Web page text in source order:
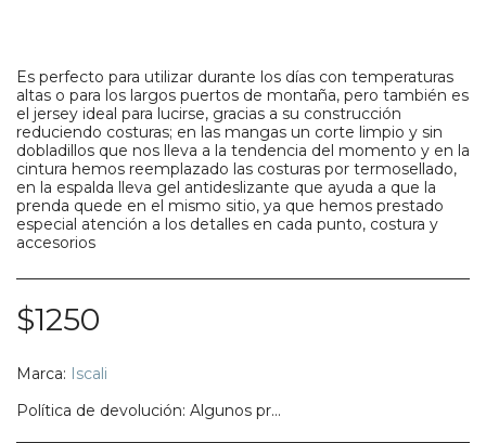
Es perfecto para utilizar durante los días con temperaturas
altas o para los largos puertos de montaña, pero también es
el jersey ideal para lucirse, gracias a su construcción
reduciendo costuras; en las mangas un corte limpio y sin
dobladillos que nos lleva a la tendencia del momento y en la
cintura hemos reemplazado las costuras por termosellado,
en la espalda lleva gel antideslizante que ayuda a que la
prenda quede en el mismo sitio, ya que hemos prestado
especial atención a los detalles en cada punto, costura y
accesorios
$1250
Marca: Iscali
Política de devolución: Algunos productos no califican para ser regresados, te pedimos confirmes bien tu talla, modelo o estilo.